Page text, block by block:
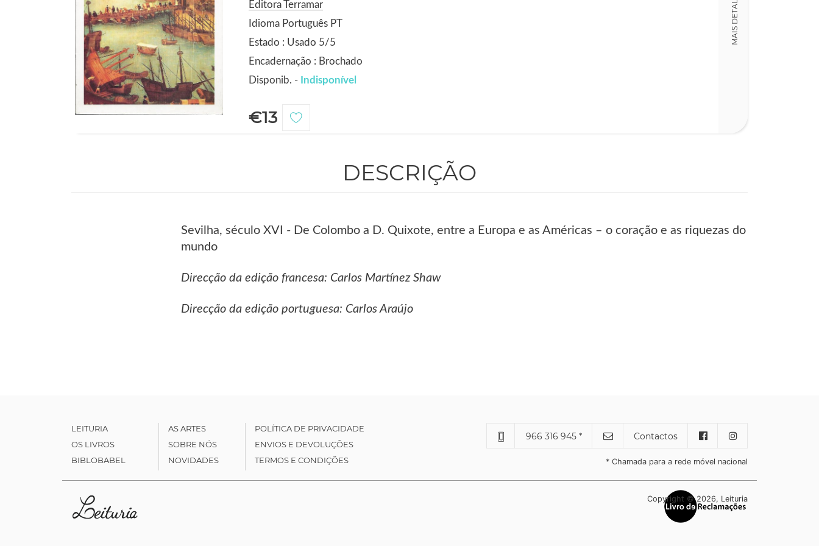
Editora Terramar
Idioma Português PT
Estado : Usado 5/5
Encadernação : Brochado
Disponib. - Indisponível
€13
MAIS DETALHES
DESCRIÇÃO
Sevilha, século XVI - De Colombo a D. Quixote, entre a Europa e as Américas – o coração e as riquezas do
mundo
Direcção da edição francesa: Carlos Martínez Shaw
Direcção da edição portuguesa: Carlos Araújo
LEITURIA
OS LIVROS
BIBLOBABEL
AS ARTES
SOBRE NÓS
NOVIDADES
POLÍTICA DE PRIVACIDADE
ENVIOS E DEVOLUÇÕES
TERMOS E CONDIÇÕES
966 316 945 * Contactos
* Chamada para a rede móvel nacional
Copyright © 2026, Leituria